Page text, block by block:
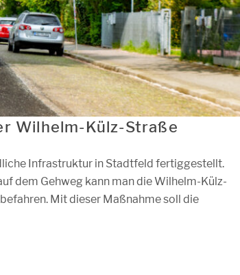
Wilhelm-Külz-Straße
Infrastruktur in Stadtfeld fertiggestellt.
dem Gehweg kann man die Wilhelm-Külz-
Mit dieser Maßnahme soll die